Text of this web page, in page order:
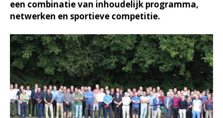
een combinatie van inhoudelijk programma,
netwerken en sportieve competitie.